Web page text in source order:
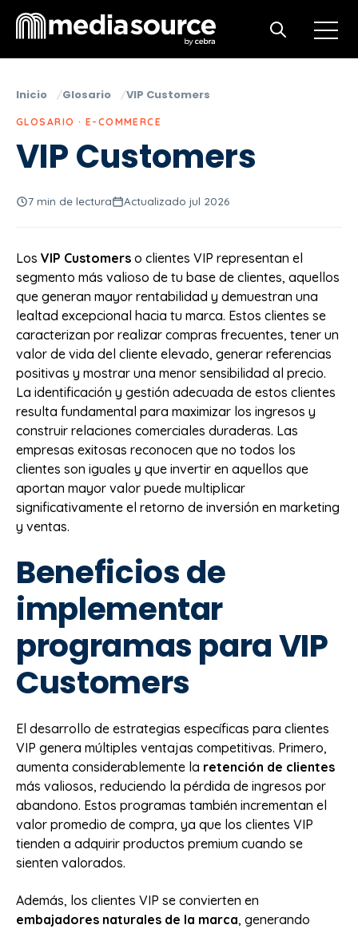
Open
Open search
Inicio Glosario VIP Customers
GLOSARIO · E-COMMERCE
VIP Customers
7 min de lectura Actualizado jul 2026
Los VIP Customers o clientes VIP representan el
segmento más valioso de tu base de clientes, aquellos
que generan mayor rentabilidad y demuestran una
lealtad excepcional hacia tu marca. Estos clientes se
caracterizan por realizar compras frecuentes, tener un
valor de vida del cliente elevado, generar referencias
positivas y mostrar una menor sensibilidad al precio.
La identificación y gestión adecuada de estos clientes
resulta fundamental para maximizar los ingresos y
construir relaciones comerciales duraderas. Las
empresas exitosas reconocen que no todos los
clientes son iguales y que invertir en aquellos que
aportan mayor valor puede multiplicar
significativamente el retorno de inversión en marketing
y ventas.
Beneficios de
implementar
programas para VIP
Customers
El desarrollo de estrategias específicas para clientes
VIP genera múltiples ventajas competitivas. Primero,
aumenta considerablemente la retención de clientes
más valiosos, reduciendo la pérdida de ingresos por
abandono. Estos programas también incrementan el
valor promedio de compra, ya que los clientes VIP
tienden a adquirir productos premium cuando se
sienten valorados.
Además, los clientes VIP se convierten en
embajadores naturales de la marca, generando